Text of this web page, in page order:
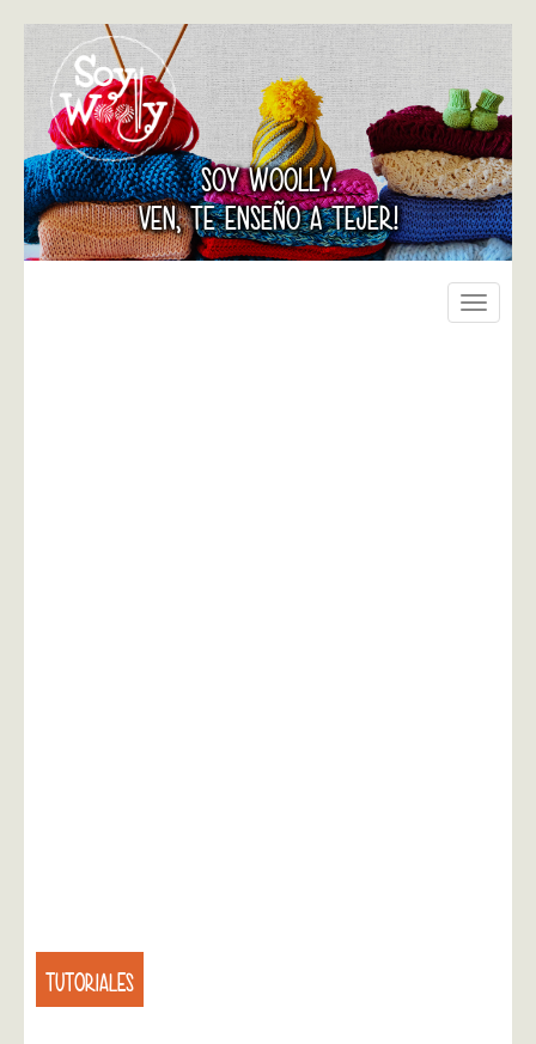
SOY WOOLLY.
VEN, TE ENSEÑO A TEJER!
Toggle
TUTORIALES